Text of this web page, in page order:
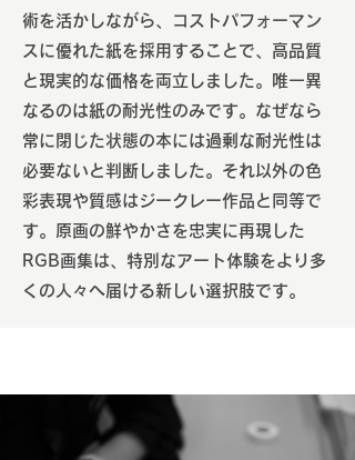
術を活かしながら、コストパフォーマン
スに優れた紙を採用することで、高品質
と現実的な価格を両立しました。唯一異
なるのは紙の耐光性のみです。なぜなら
常に閉じた状態の本には過剰な耐光性は
必要ないと判断しました。それ以外の色
彩表現や質感はジークレー作品と同等で
す。原画の鮮やかさを忠実に再現した
RGB画集は、特別なアート体験をより多
くの人々へ届ける新しい選択肢です。